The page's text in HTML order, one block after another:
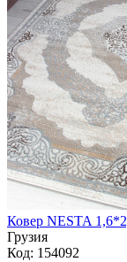
Ковер NESTA
Грузия
Код: 154092